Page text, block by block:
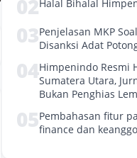
02Halal Bihalal
03Penjelasan MKP
Disanksi Adat
04Himpenindo Resmi
Sumatera Utara,
Bukan Penghias
05Pembahasan fitur
finance dan